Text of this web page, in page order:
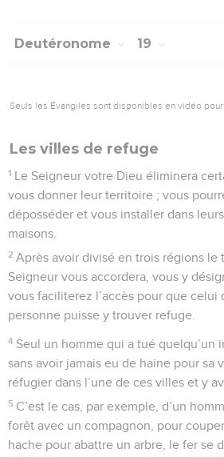
Deutéronome 19
Seuls les Évangiles sont disponibles en vidéo pour
Les villes de refuge
1 Le Seigneur votre Dieu éliminera
vous donner leur territoire ; vous
déposséder et vous installer dans
maisons.
2 Après avoir divisé en trois régions le
Seigneur vous accordera, vous y
vous faciliterez l’accès pour que celui
personne puisse y trouver refuge.
4 Seul un homme qui a tué quelqu’un
sans avoir jamais eu de haine pour sa
réfugier dans l’une de ces villes et y
5 C’est le cas, par exemple, d’un
forêt avec un compagnon, pour
hache pour abattre un arbre, le fer se